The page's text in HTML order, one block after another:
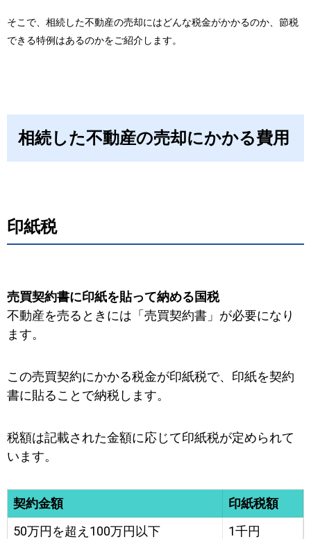
そこで、相続した不動産の売却にはどんな税金がかかるのか、節税
できる特例はあるのかをご紹介します。
相続した不動産の売却にかかる費用
印紙税
売買契約書に印紙を貼って納める国税
不動産を売るときには「売買契約書」が必要になり
ます。
この売買契約にかかる税金が印紙税で、印紙を契約
書に貼ることで納税します。
税額は記載された金額に応じて印紙税が定められて
います。
契約金額
印紙税額
50万円を超え100万円以下
1千円